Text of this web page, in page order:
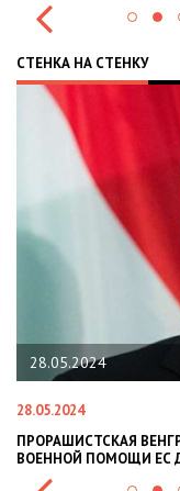
СТЕНКА НА СТЕНКУ
28.05.2024
28.05.2024
ПРОРАШИСТСКАЯ
ВОЕННОЙ ПОМОЩИ ЕС